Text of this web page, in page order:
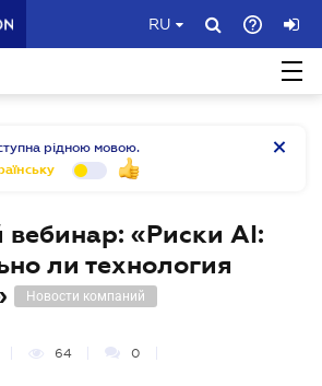
RU
рідною мовою.
вебинар: «Риски AI:
ли технология
Новости компаний
64 0